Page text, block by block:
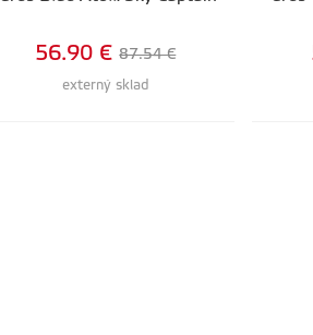
externý sklad
56.90 € 87.54 €